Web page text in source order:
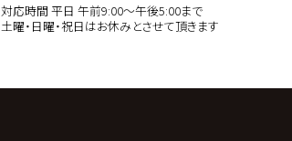
対応時間 平日 午前9:00〜午後5:00まで
土曜・日曜・祝日はお休みとさせて頂きます